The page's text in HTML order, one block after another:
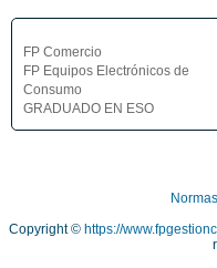
FP Comercio
FP Equipos Electrónicos de
Consumo
GRADUADO EN ESO
Copyright © https://